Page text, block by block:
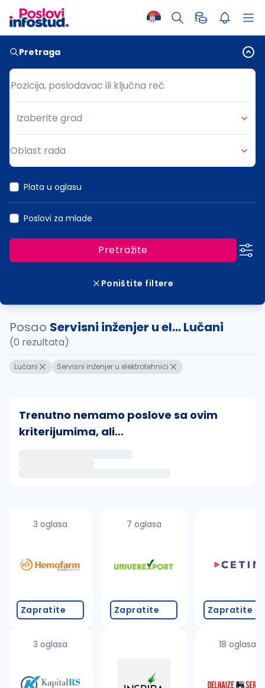
Pretraga
Pozicija, poslodavac ili ključna reč
Pozicija, poslodavac ili ključna reč
Grad
Izaberite grad
Oblast rada
Plata u oglasu
Poslovi za mlade
Pretražite
Poništite filtere
Posao Servisni inženjer u el... Lučani
(0 rezultata)
Lučani Servisni inženjer u elektrotehnici
Trenutno nemamo poslove sa ovim
kriterijumima, ali...
proverite pravopisne greške (koristite č, ć, š, đ,
promenite odabrane filtere pretrage
3 oglasa
Zapratite
3 oglasa
7 oglasa
Zapratite Zapratite
18 oglasa